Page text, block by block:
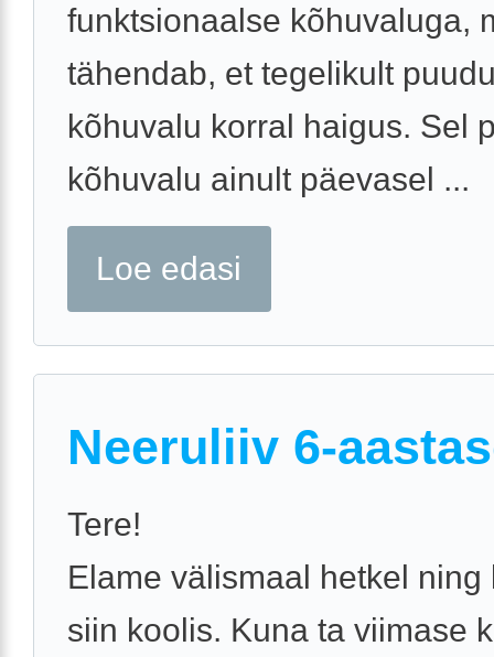
funktsionaalse kõhuvaluga,
tähendab, et tegelikult
kõhuvalu korral haigus. Sel
kõhuvalu ainult päevasel ...
Loe edasi
Neeruliiv 6-
Tere!
Elame välismaal hetkel ning
siin koolis. Kuna ta viimase